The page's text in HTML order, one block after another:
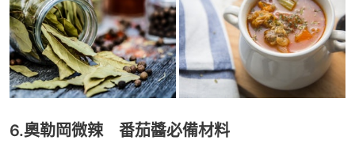
6.奧勒岡微辣 番茄醬必備材料